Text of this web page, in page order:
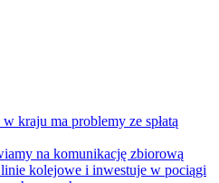
kraju ma problemy ze spłatą
na komunikację zbiorową
kolejowe i inwestuje w pociągi